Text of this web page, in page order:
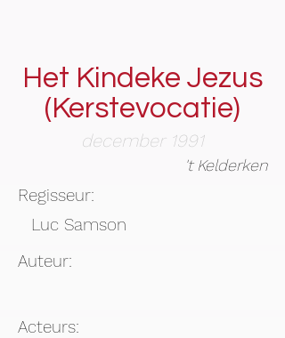
Het Kindeke Jezus
(Kerstevocatie)
december 1991
't Kelderken
Regisseur:
Luc Samson
Auteur:
Acteurs: